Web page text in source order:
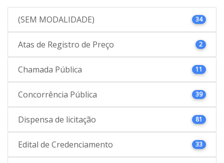
(SEM MODALIDADE) 34
Atas de Registro de Preço 2
Chamada Pública 11
Concorrência Pública 39
Dispensa de licitação 81
Edital de Credenciamento 33